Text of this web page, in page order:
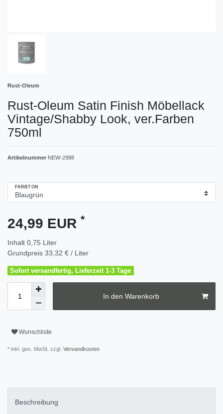
Rust-Oleum
Rust-Oleum Satin Finish Möbellack
Vintage/Shabby Look, ver.Farben
750ml
Artikelnummer NEW-2988
FARBTON
24,99 EUR *
Inhalt 0,75 Liter
Grundpreis 33,32 € / Liter
Sofort versandfertig, Lieferzeit 1-3 Tage
In den Warenkorb
Wunschliste
* inkl. ges. MwSt. zzgl. Versandkosten
Beschreibung